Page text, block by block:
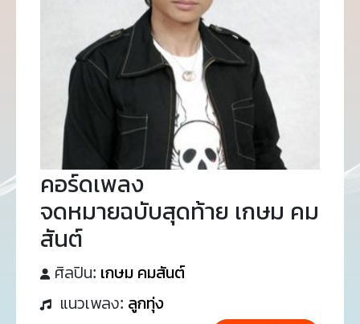
คอร์ดเพลง
จดหมายฉบับสุดท้าย เกษม คม
สันต์
ศิลปิน: เกษม คมสันต์
แนวเพลง: ลูกทุ่ง